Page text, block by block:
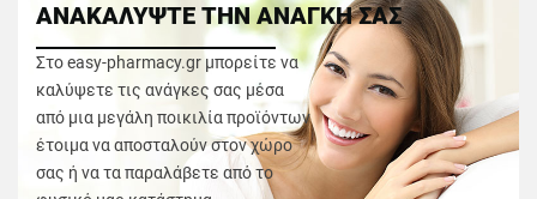
ΑΝΑΚΑΛΥΨΤΕ ΤΗΝ ΑΝΑΓΚΗ ΣΑΣ
Στο easy-pharmacy.gr μπορείτε να
καλύψετε τις ανάγκες σας μέσα
από μια μεγάλη ποικιλία προϊόντων
έτοιμα να αποσταλούν στον χώρο
σας ή να τα παραλάβετε από το